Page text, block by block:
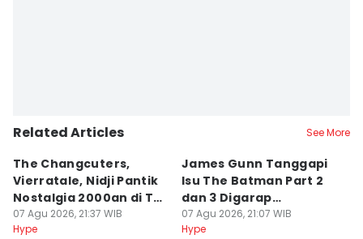
Related Articles See More
The Changcuters,
Vierratale, Nidji Pantik
Nostalgia 2000an di TSP
2026
07 Agu 2026, 21:37 WIB
Hype
James Gunn Tanggapi
Isu The Batman Part 2
dan 3 Digarap
Bersamaan
07 Agu 2026, 21:07 WIB
Hype